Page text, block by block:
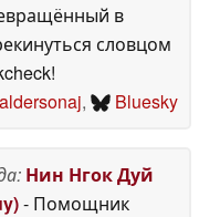
в
словцом
, Bluesky
Нин Нгок Дуй
- Помощник